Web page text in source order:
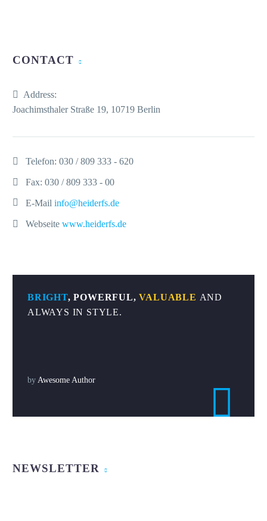
CONTACT
Address:
Joachimsthaler Straße 19, 10719 Berlin
Telefon: 030 / 809 333 - 620
Fax: 030 / 809 333 - 00
E-Mail info@heiderfs.de
Webseite www.heiderfs.de
BRIGHT, POWERFUL,VALUABLE AND
ALWAYS IN STYLE.
by Awesome Author

NEWSLETTER